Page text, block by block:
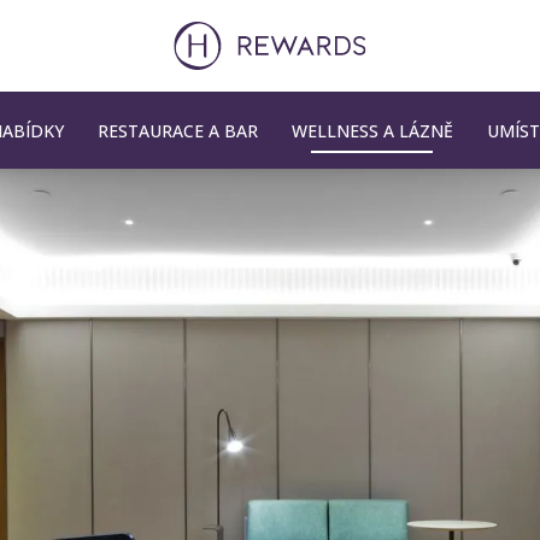
RESTAURACE A BAR WELLNESS A LÁZNĚ